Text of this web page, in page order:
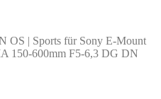
OS | Sports für Sony E-Mount
150-600mm F5-6,3 DG DN